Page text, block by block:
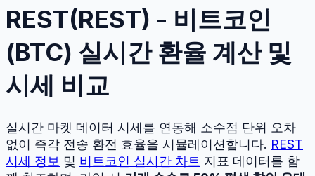
REST(REST) - 비트코인
(BTC) 실시간 환율 계산 및
시세 비교
실시간 마켓 데이터 시세를 연동해 소수점 단위 오차
없이 즉각 전송 환전 효율을 시뮬레이션합니다. REST
시세 정보 및 비트코인 실시간 차트 지표 데이터를 함